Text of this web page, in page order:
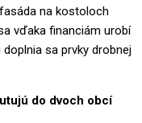
na kostoloch
vďaka financiám urobí
sa prvky drobnej
do dvoch obcí